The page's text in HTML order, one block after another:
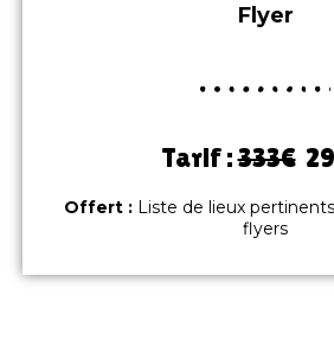
Flyer
Tarif :333€
Offert : Liste de lieux
flyers